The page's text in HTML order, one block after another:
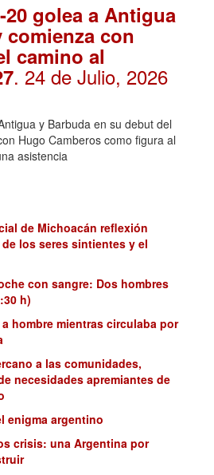
golea a Antigua
comienza con
camino al
. 24 de Julio, 2026
y Barbuda en su debut del
Hugo Camberos como figura al
asistencia
de Michoacán reflexión
los seres sintientes y el
con sangre: Dos hombres
h)
hombre mientras circulaba por
a las comunidades,
necesidades apremiantes de
enigma argentino
crisis: una Argentina por